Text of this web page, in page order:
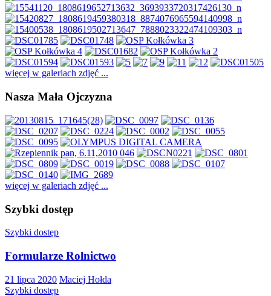
więcej w galeriach zdjęć ...
Nasza Mała Ojczyzna
więcej w galeriach zdjęć ...
Szybki dostęp
Szybki dostęp
Formularze Rolnictwo
21 lipca 2020 Maciej Hołda
Szybki dostęp